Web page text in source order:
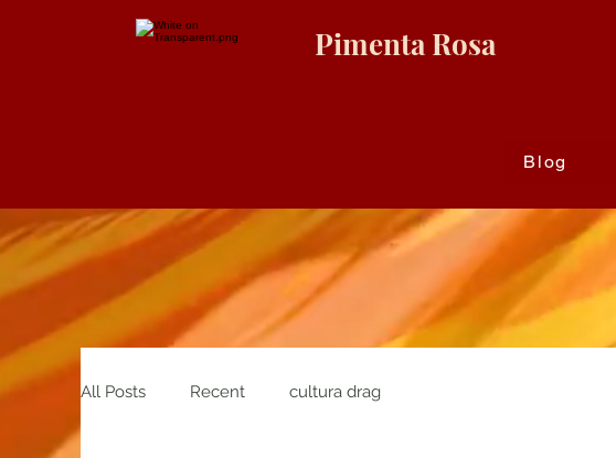
Pimenta Rosa
Blog
All Posts Recent cultura drag